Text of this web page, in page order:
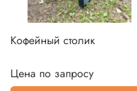
Кофейный столик
Цена по запросу